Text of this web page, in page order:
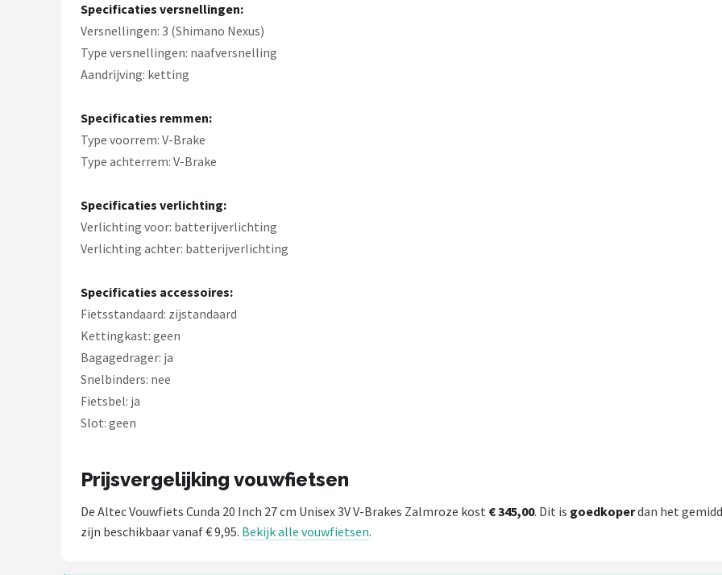
Specificaties versnellingen:
Versnellingen: 3 (Shimano Nexus)
Type versnellingen: naafversnelling
Aandrijving: ketting
Specificaties remmen:
Type voorrem: V-Brake
Type achterrem: V-Brake
Specificaties verlichting:
Verlichting voor: batterijverlichting
Verlichting achter: batterijverlichting
Specificaties accessoires:
Fietsstandaard: zijstandaard
Kettingkast: geen
Bagagedrager: ja
Snelbinders: nee
Fietsbel: ja
Slot: geen
Prijsvergelijking vouwfietsen
De Altec Vouwfiets Cunda 20 Inch 27 cm Unisex 3V V-Brakes Zalmroze kost € 345,00. Dit is goedkoperdan het
zijn beschikbaar vanaf € 9,95. Bekijk alle vouwfietsen.